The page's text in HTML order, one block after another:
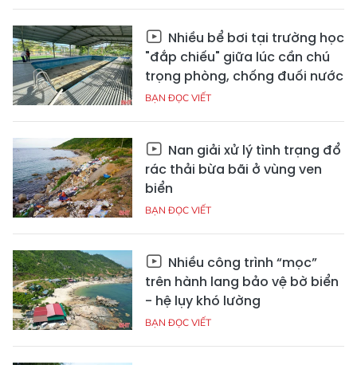
Nhiều bể bơi tại trường học
"đắp chiếu" giữa lúc cần chú
trọng phòng, chống đuối nước
BẠN ĐỌC VIẾT
Nan giải xử lý tình trạng đổ
rác thải bừa bãi ở vùng ven
biển
BẠN ĐỌC VIẾT
Nhiều công trình “mọc”
trên hành lang bảo vệ bờ biển
- hệ lụy khó lường
BẠN ĐỌC VIẾT